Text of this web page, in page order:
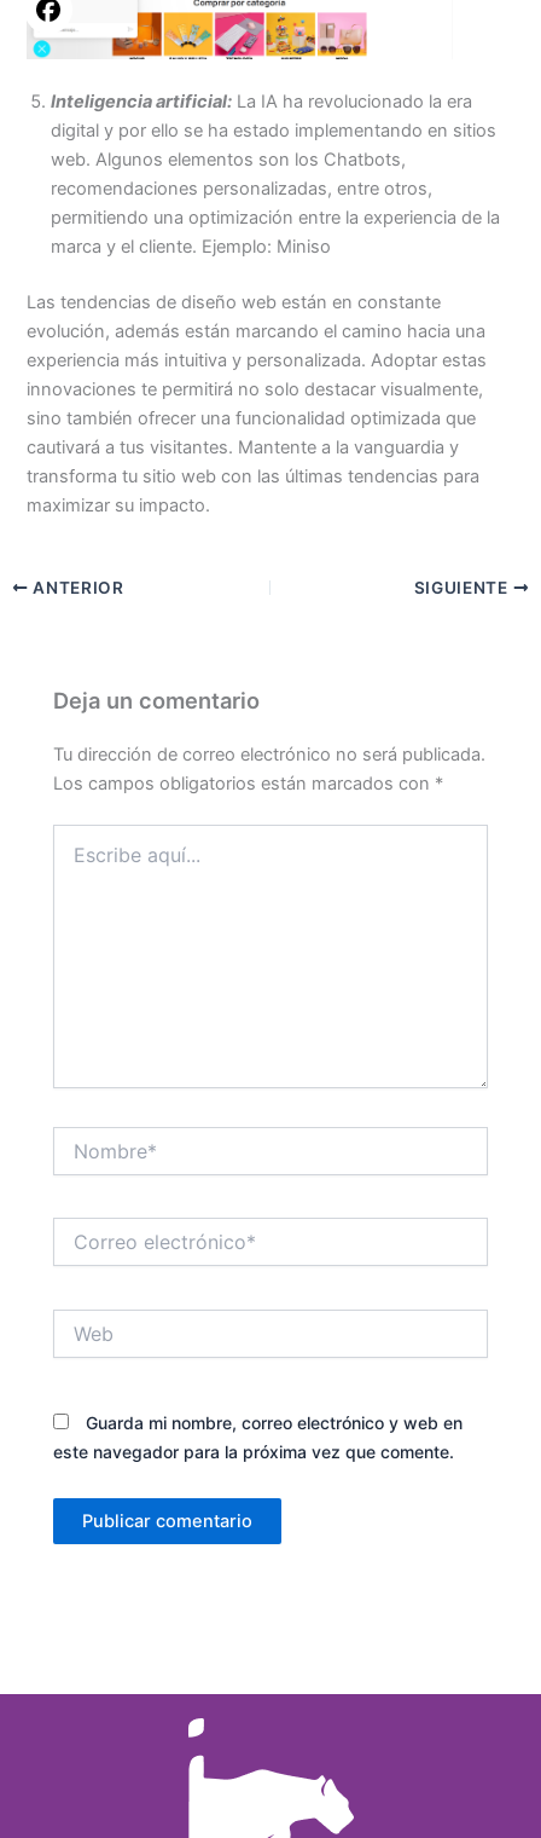
Inteligencia artificial: La IA ha revolucionado la era
digital y por ello se ha estado implementando en sitios
web. Algunos elementos son los Chatbots,
recomendaciones personalizadas, entre otros,
permitiendo una optimización entre la experiencia de la
marca y el cliente. Ejemplo: Miniso
Las tendencias de diseño web están en constante
evolución, además están marcando el camino hacia una
experiencia más intuitiva y personalizada. Adoptar estas
innovaciones te permitirá no solo destacar visualmente,
sino también ofrecer una funcionalidad optimizada que
cautivará a tus visitantes. Mantente a la vanguardia y
transforma tu sitio web con las últimas tendencias para
maximizar su impacto.
ANTERIOR SIGUIENTE
Deja un comentario
Tu dirección de correo electrónico no será publicada.
Los campos obligatorios están marcados con *
aquí...
electrónico*
Guarda mi nombre, correo electrónico y web en
este navegador para la próxima vez que comente.